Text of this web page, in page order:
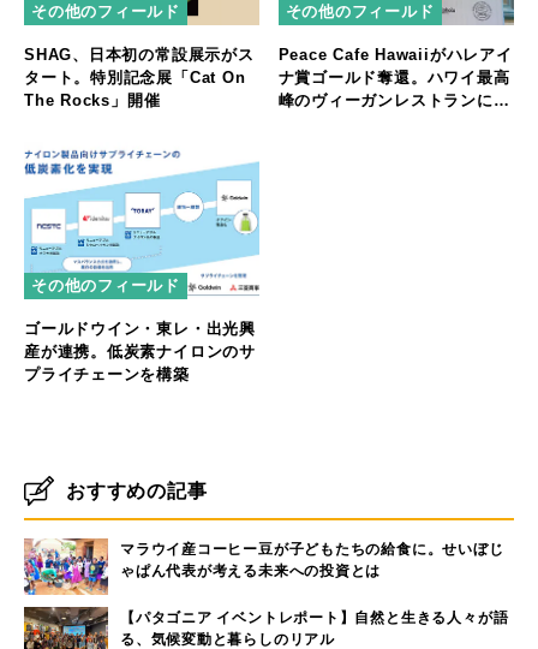
その他のフィールド
SHAG、日本初の常設展示がス
タート。特別記念展「Cat On
The Rocks」開催
その他のフィールド
Peace Cafe Hawaiiがハレアイ
ナ賞ゴールド奪還。ハワイ最高
峰のヴィーガンレストランに返
その他のフィールド
ゴールドウイン・東レ・出光興
産が連携。低炭素ナイロンのサ
プライチェーンを構築
おすすめの記事
マラウイ産コーヒー豆が子どもたちの給食に。せいぼじ
ゃぱん代表が考える未来への投資とは
【パタゴニア イベントレポート】自然と生きる人々が語
る、気候変動と暮らしのリアル